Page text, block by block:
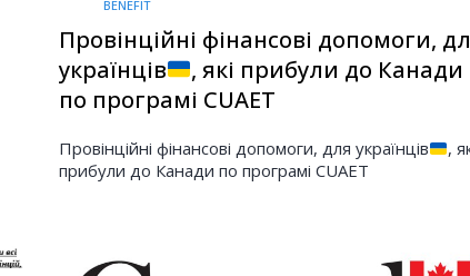
BENEFIT
Провінційні фінансові допомоги,
українців
, які прибули до Канади
по програмі CUAET
Провінційні фінансові допомоги, для українців
,
прибули до Канади по програмі CUAET